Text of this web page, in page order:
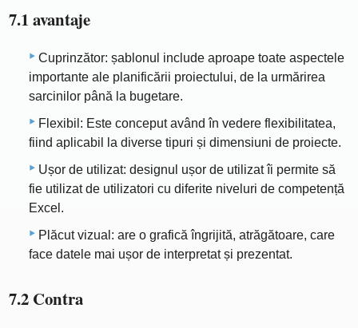
7.1 avantaje
Cuprinzător: șablonul include aproape toate aspectele
importante ale planificării proiectului, de la urmărirea
sarcinilor până la bugetare.
Flexibil: Este conceput având în vedere flexibilitatea,
fiind aplicabil la diverse tipuri și dimensiuni de proiecte.
Ușor de utilizat: designul ușor de utilizat îi permite să
fie utilizat de utilizatori cu diferite niveluri de competență
Excel.
Plăcut vizual: are o grafică îngrijită, atrăgătoare, care
face datele mai ușor de interpretat și prezentat.
7.2 Contra